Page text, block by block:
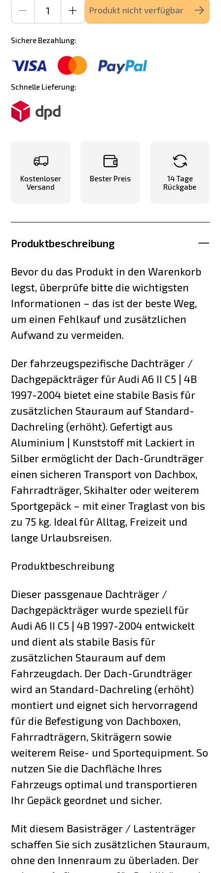
Produkt nicht verfügbar
Sichere Bezahlung:
Schnelle Lieferung:
Kostenloser
Versand
Bester Preis
14 Tage
Rückgabe
Produktbeschreibung
Bevor du das Produkt in den Warenkorb
legst, überprüfe bitte die wichtigsten
Informationen – das ist der beste Weg,
um einen Fehlkauf und zusätzlichen
Aufwand zu vermeiden.
Der fahrzeugspezifische Dachträger /
Dachgepäckträger für Audi A6 II C5 | 4B
1997-2004 bietet eine stabile Basis für
zusätzlichen Stauraum auf Standard-
Dachreling (erhöht). Gefertigt aus
Aluminium | Kunststoff mit Lackiert in
Silber ermöglicht der Dach-Grundträger
einen sicheren Transport von Dachbox,
Fahrradträger, Skihalter oder weiterem
Sportgepäck – mit einer Traglast von bis
zu 75 kg. Ideal für Alltag, Freizeit und
lange Urlaubsreisen.
Produktbeschreibung
Dieser passgenaue Dachträger /
Dachgepäckträger wurde speziell für
Audi A6 II C5 | 4B 1997-2004 entwickelt
und dient als stabile Basis für
zusätzlichen Stauraum auf dem
Fahrzeugdach. Der Dach-Grundträger
wird an Standard-Dachreling (erhöht)
montiert und eignet sich hervorragend
für die Befestigung von Dachboxen,
Fahrradträgern, Skiträgern sowie
weiterem Reise- und Sportequipment. So
nutzen Sie die Dachfläche Ihres
Fahrzeugs optimal und transportieren
Ihr Gepäck geordnet und sicher.
Mit diesem Basisträger / Lastenträger
schaffen Sie sich zusätzlichen Stauraum,
ohne den Innenraum zu überladen. Der